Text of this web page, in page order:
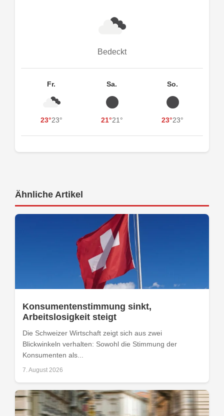
Bedeckt
Fr.
23°23°
Sa.
21°21°
So.
23°23°
Ähnliche Artikel
Konsumentenstimmung sinkt,
Arbeitslosigkeit steigt
Die Schweizer Wirtschaft zeigt sich aus zwei
Blickwinkeln verhalten: Sowohl die Stimmung der
Konsumenten als...
7. August 2026